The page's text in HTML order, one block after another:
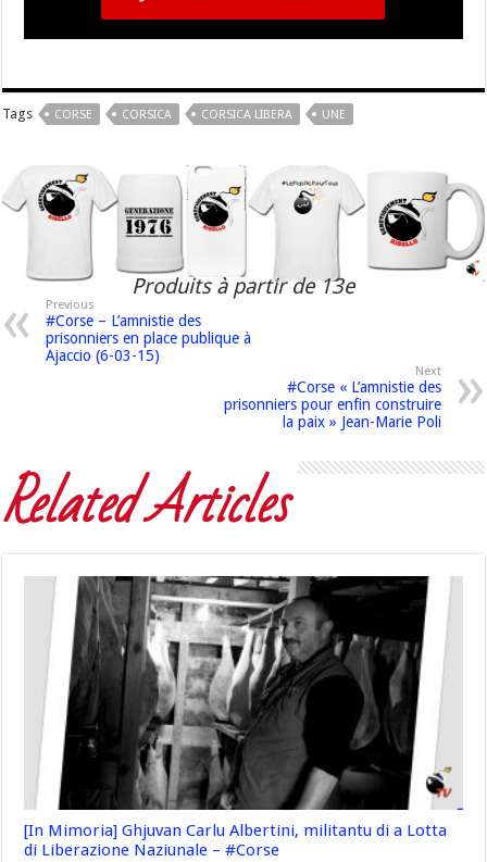
Tags CORSE CORSICA CORSICA LIBERA UNE
Produits à partir de 13e
Previous
#Corse – L’amnistie des
prisonniers en place publique à
Ajaccio (6-03-15)
Next
#Corse « L’amnistie des
prisonniers pour enfin construire
la paix » Jean-Marie Poli
Related Articles
[In Mimoria] Ghjuvan Carlu Albertini, militantu di a Lotta
di Liberazione Naziunale – #Corse